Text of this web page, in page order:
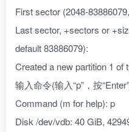
First sector (2048-
Last sector, +sectors or
default 83886079):
Created a new partition 1 of
输入命令(输入“p”，按
Command (m for help): p
Disk /dev/vdb: 40 GiB,